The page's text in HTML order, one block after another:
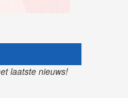
laatste nieuws!